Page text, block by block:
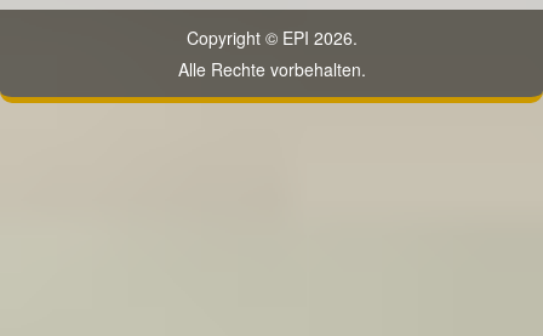
Copyright © EPI 2026.
Alle Rechte vorbehalten.